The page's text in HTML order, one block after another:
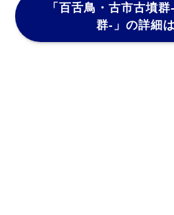
「百舌鳥・古市古墳
群-」 の詳細